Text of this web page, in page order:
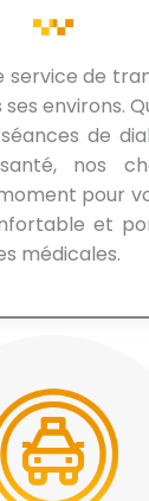
service de
environs.
de
nos
pour
et
médicales.